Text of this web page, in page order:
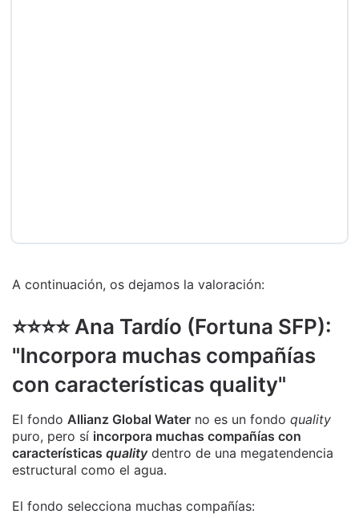
A continuación, os dejamos la valoración:
⭐️⭐️⭐️⭐️ Ana Tardío (Fortuna SFP):
"Incorpora muchas compañías
con características quality"
El fondo Allianz Global Water no es un fondo quality
puro, pero sí incorpora muchas compañías con
características qualitydentro de una megatendencia
estructural como el agua.
El fondo selecciona muchas compañías: